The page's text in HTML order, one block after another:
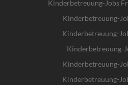
Kinderbetreuung-Jobs
Kinderbetreuung-
Kinderbetreuung-
Kinderbetreuung-
Kinderbetreuung-
Kinderbetreuung-